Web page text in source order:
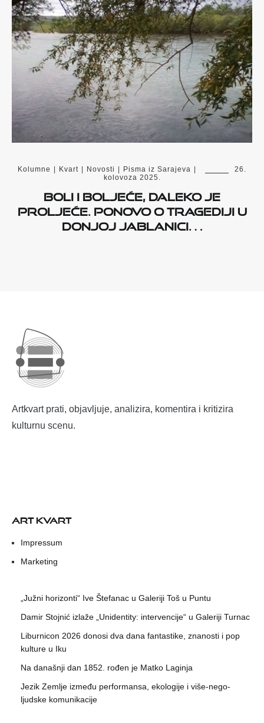
Kolumne | Kvart | Novosti | Pisma iz Sarajeva |
26.
kolovoza 2025.
Boli i boljeće, daleko je
proljeće. Ponovo o tragediji u
Donjoj Jablanici…
Artkvart prati, objavljuje, analizira, komentira i kritizira
kulturnu scenu.
ART KVART
Impressum
Marketing
„Južni horizonti“ Ive Štefanac u Galeriji Toš u Puntu
Damir Stojnić izlaže „Unidentity: intervencije“ u Galeriji Turnac
Liburnicon 2026 donosi dva dana fantastike, znanosti i pop
kulture u Iku
Na današnji dan 1852. rođen je Matko Laginja
Jezik Zemlje između performansa, ekologije i više-nego-
ljudske komunikacije